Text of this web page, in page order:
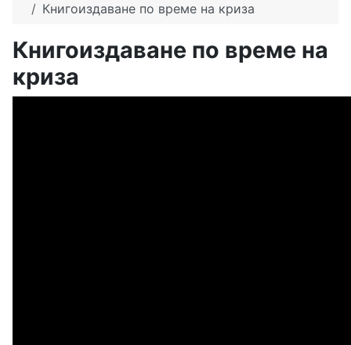
Книгоиздаване по време на криза
Книгоиздаване по време на
криза